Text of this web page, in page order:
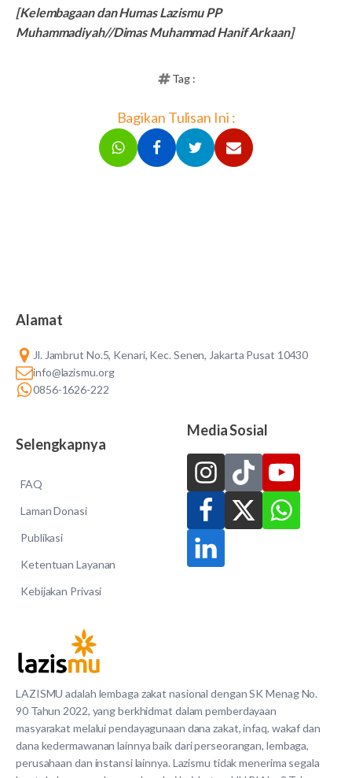
[Kelembagaan dan Humas Lazismu PP
Muhammadiyah//Dimas Muhammad Hanif Arkaan]
Tag :
Bagikan Tulisan Ini :
LAZISMU adalah lembaga zakat nasional dengan SK Menag No.
90 Tahun 2022, yang berkhidmat dalam pemberdayaan
masyarakat melalui pendayagunaan dana zakat, infaq, wakaf dan
dana kedermawanan lainnya baik dari perseorangan, lembaga,
perusahaan dan instansi lainnya. Lazismu tidak menerima segala
Alamat
Jl. Jambrut No.5, Kenari, Kec. Senen, Jakarta Pusat 10430
info@lazismu.org
0856-1626-222
Selengkapnya
FAQ
Laman Donasi
Publikasi
Ketentuan Layanan
Kebijakan Privasi
Media Sosial